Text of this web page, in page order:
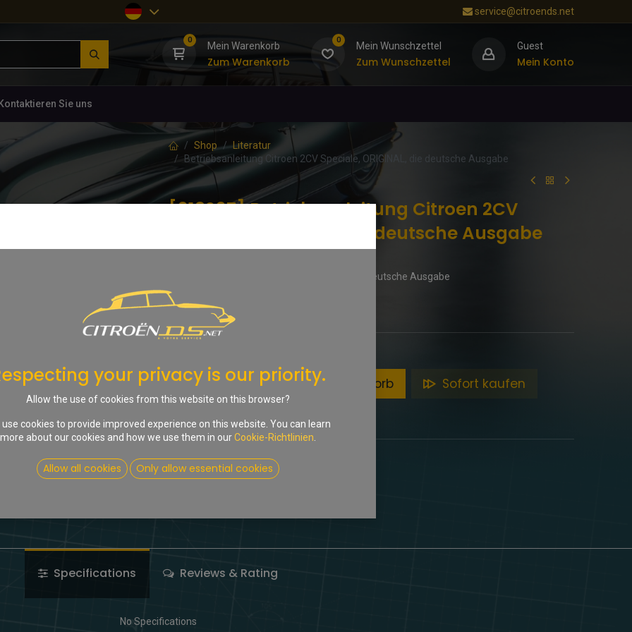
service@citroends.net
0
Mein Warenkorb
Zum Warenkorb
0
Mein Wunschzettel
Zum Wunschzettel
Guest
Mein Konto
Sie uns
Shop
Literatur
Betriebsanleitung Citroen 2CV Speciale, ORIGINAL, die deutsche Ausgabe
[918297] Betriebsanleitung Citroen 2CV
Speciale, ORIGINAL, die deutsche Ausgabe
Betriebsanleitung 2CV Speciale, Original, die deutsche Ausgabe
87,00€ inkl. MwSt.
In den Warenkorb Sofort kaufen
Share :
Terms and Conditions
Specifications Reviews & Rating
No Specifications
your privacy is our priority.
Allow the use of cookies from this website on this browser?
use cookies to provide improved experience on this website. You can learn
more about our cookies and how we use them in ourCookie-Richtlinien
Allow all cookies Only allow essential cookies